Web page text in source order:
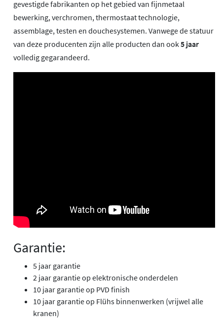
gevestigde fabrikanten op het gebied van fijnmetaal
bewerking, verchromen, thermostaat technologie,
assemblage, testen en douchesystemen. Vanwege de statuur
van deze producenten zijn alle producten dan ook5 jaar
volledig gegarandeerd.
Garantie:
5 jaar garantie
2 jaar garantie op elektronische onderdelen
10 jaar garantie op PVD finish
10 jaar garantie op Flühs binnenwerken (vrijwel alle
kranen)